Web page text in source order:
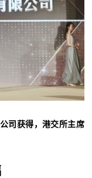
司获得，港交所主席